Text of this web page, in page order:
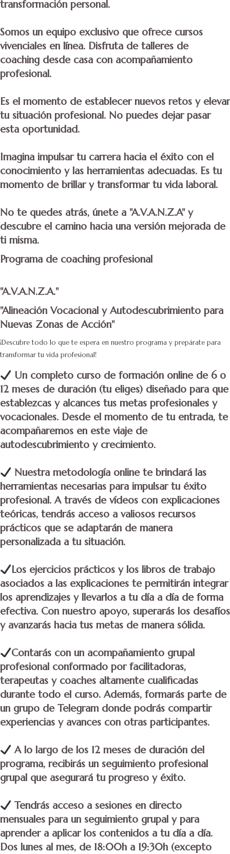
transformación personal.
Somos un equipo exclusivo que ofrece cursos
vivenciales en línea. Disfruta de talleres de
coaching desde casa con acompañamiento
profesional.
Es el momento de establecer nuevos retos y elevar
tu situación profesional. No puedes dejar pasar
esta oportunidad.
Imagina impulsar tu carrera hacia el éxito con el
conocimiento y las herramientas adecuadas. Es tu
momento de brillar y transformar tu vida laboral.
No te quedes atrás, únete a "A.V.A.N.Z.A" y
descubre el camino hacia una versión mejorada de
ti misma.
Programa de coaching profesional
"A.V.A.N.Z.A."
"Alineación Vocacional y Autodescubrimiento para
Nuevas Zonas de Acción"
¡Descubre todo lo que te espera en nuestro programa y prepárate para
transformar tu vida profesional!
Un completo curso de formación online de 6 o
12 meses de duración (tu eliges) diseñado para que
establezcas y alcances tus metas profesionales y
vocacionales. Desde el momento de tu entrada, te
acompañaremos en este viaje de
autodescubrimiento y crecimiento.
Nuestra metodología online te brindará las
herramientas necesarias para impulsar tu éxito
profesional. A través de vídeos con explicaciones
teóricas, tendrás acceso a valiosos recursos
prácticos que se adaptarán de manera
personalizada a tu situación.
Los ejercicios prácticos y los libros de trabajo
asociados a las explicaciones te permitirán integrar
los aprendizajes y llevarlos a tu día a día de forma
efectiva. Con nuestro apoyo, superarás los desafíos
y avanzarás hacia tus metas de manera sólida.
Contarás con un acompañamiento grupal
profesional conformado por facilitadoras,
terapeutas y coaches altamente cualificadas
durante todo el curso. Además, formarás parte de
un grupo de Telegram donde podrás compartir
experiencias y avances con otras participantes.
A lo largo de los 12 meses de duración del
programa, recibirás un seguimiento profesional
grupal que asegurará tu progreso y éxito.
Tendrás acceso a sesiones en directo
mensuales para un seguimiento grupal y para
aprender a aplicar los contenidos a tu día a día.
Dos lunes al mes, de 18:00h a 19:30h (excepto